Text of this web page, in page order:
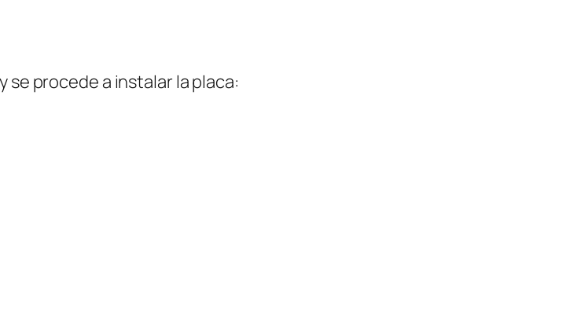
se procede a instalar la placa: